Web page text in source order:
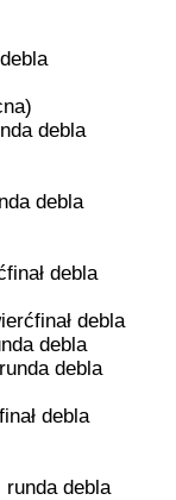
debla
debla
debla
debla
debla
debla
debla
runda debla